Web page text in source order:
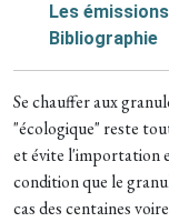
Les
Bibliographie
Se chauffer aux
"écologique" reste
et évite l'importation
condition que le
cas des centaines